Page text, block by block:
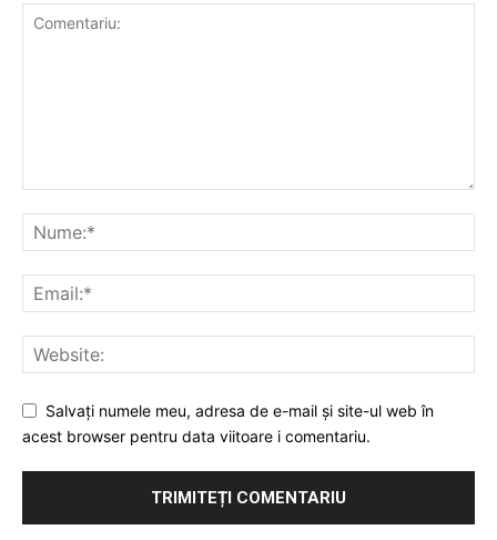
Salvați numele meu, adresa de e-mail și site-ul web în
acest browser pentru data viitoare i comentariu.